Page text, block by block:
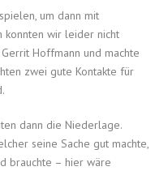
um dann mit
konnten wir leider nicht
Hoffmann und machte
zwei gute Kontakte für
dann die Niederlage.
seine Sache gut machte,
brauchte – hier wäre